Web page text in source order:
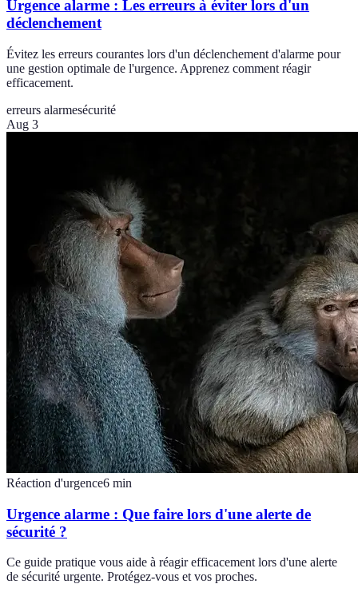
Urgence alarme : Les erreurs à éviter lors d'un
déclenchement
Évitez les erreurs courantes lors d'un déclenchement d'alarme pour
une gestion optimale de l'urgence. Apprenez comment réagir
efficacement.
erreurs alarmesécurité
Aug 3
Réaction d'urgence6 min
Urgence alarme : Que faire lors d'une alerte de
sécurité ?
Ce guide pratique vous aide à réagir efficacement lors d'une alerte
de sécurité urgente. Protégez-vous et vos proches.